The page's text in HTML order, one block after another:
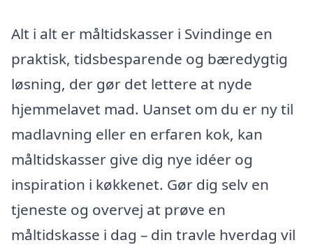
Alt i alt er måltidskasser i Svindinge en
praktisk, tidsbesparende og bæredygtig
løsning, der gør det lettere at nyde
hjemmelavet mad. Uanset om du er ny til
madlavning eller en erfaren kok, kan
måltidskasser give dig nye idéer og
inspiration i køkkenet. Gør dig selv en
tjeneste og overvej at prøve en
måltidskasse i dag – din travle hverdag vil